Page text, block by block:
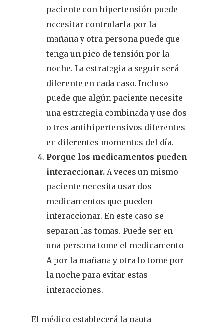
paciente con hipertensión puede
necesitar controlarla por la
mañana y otra persona puede que
tenga un pico de tensión por la
noche. La estrategia a seguir será
diferente en cada caso. Incluso
puede que algún paciente necesite
una estrategia combinada y use dos
o tres antihipertensivos diferentes
en diferentes momentos del día.
Porque los medicamentos pueden
interaccionar.A veces un mismo
paciente necesita usar dos
medicamentos que pueden
interaccionar. En este caso se
separan las tomas. Puede ser en
una persona tome el medicamento
A por la mañana y otra lo tome por
la noche para evitar estas
interacciones.
El médico establecerá la pauta